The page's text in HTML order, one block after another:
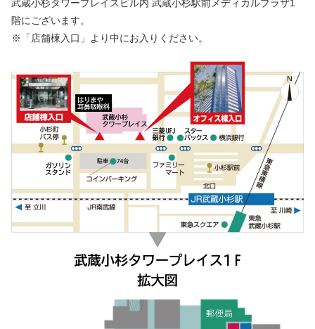
武蔵小杉タワープレイスビル内 武蔵小杉駅前メディカルプラザ1
階にございます。
※「店舗棟入口」より中にお入りください。